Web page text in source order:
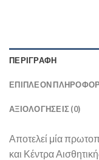
ΠΕΡΙΓΡΑΦΉ
ΕΠΙΠΛΈΟΝ
ΑΞΙΟΛΟΓΉΣΕΙΣ (0)
Αποτελεί μία
και Κέντρα